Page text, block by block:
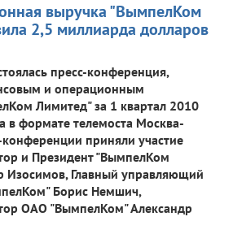
выручка "ВымпелКом
2,5 миллиарда долларов
пресс-конференция,
и операционным
Лимитед" за 1 квартал 2010
в формате телемоста Москва-
приняли участие
и Президент "ВымпелКом
Изосимов, Главный управляющий
Борис Немшич,
ОАО "ВымпелКом" Александр